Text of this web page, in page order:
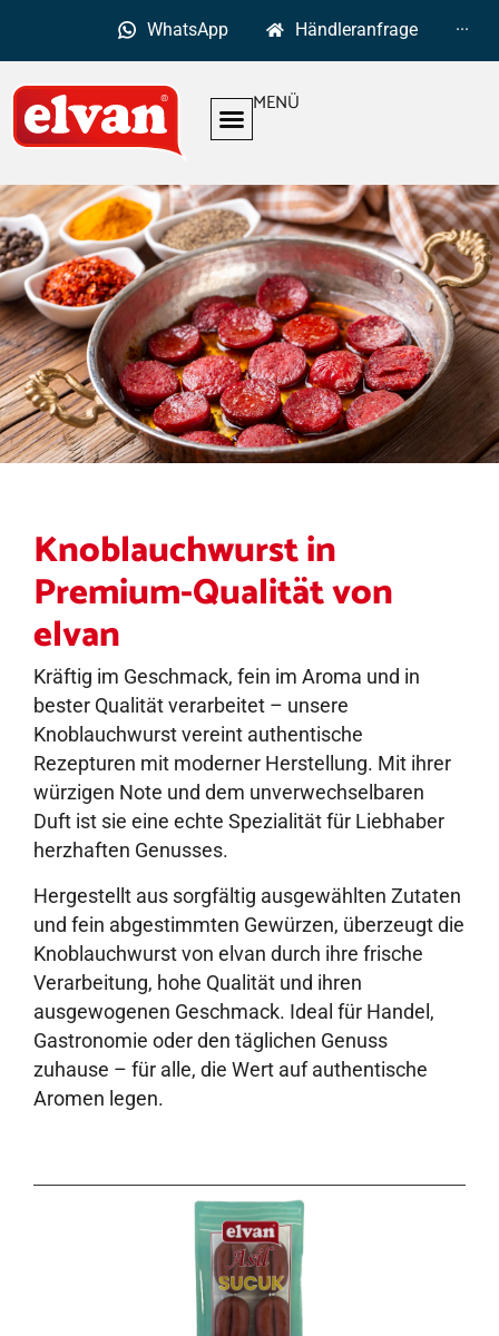
WhatsApp Händleranfrage ···
MENÜ
Knoblauchwurst in
Premium-Qualität von
elvan
Kräftig im Geschmack, fein im Aroma und in
bester Qualität verarbeitet – unsere
Knoblauchwurst vereint authentische
Rezepturen mit moderner Herstellung. Mit ihrer
würzigen Note und dem unverwechselbaren
Duft ist sie eine echte Spezialität für Liebhaber
herzhaften Genusses.
Hergestellt aus sorgfältig ausgewählten Zutaten
und fein abgestimmten Gewürzen, überzeugt die
Knoblauchwurst von elvan durch ihre frische
Verarbeitung, hohe Qualität und ihren
ausgewogenen Geschmack. Ideal für Handel,
Gastronomie oder den täglichen Genuss
zuhause – für alle, die Wert auf authentische
Aromen legen.